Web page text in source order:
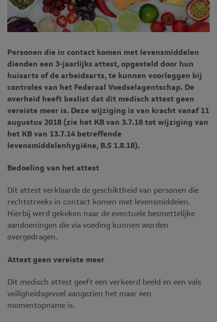
Personen die in contact komen met levensmiddelen
dienden een 3-jaarlijks attest, opgesteld door hun
huisarts of de arbeidsarts, te kunnen voorleggen bij
controles van het Federaal Voedselagentschap. De
overheid heeft beslist dat dit medisch attest geen
vereiste meer is. Deze wijziging is van kracht vanaf 11
augustus 2018 (zie het KB van 3.7.18 tot wijziging van
het KB van 13.7.14 betreffende
levensmiddelenhygiëne, B.S 1.8.18).
Bedoeling van het attest
Dit attest verklaarde de geschiktheid van personen die
rechtstreeks in contact komen met levensmiddelen.
Hierbij werd gekeken naar de eventuele besmettelijke
aandoeningen die via voeding kunnen worden
overgedragen.
Attest geen vereiste meer
Dit medisch attest geeft een verkeerd beeld en een vals
veiligheidsgevoel aangezien het maar een
momentopname is.